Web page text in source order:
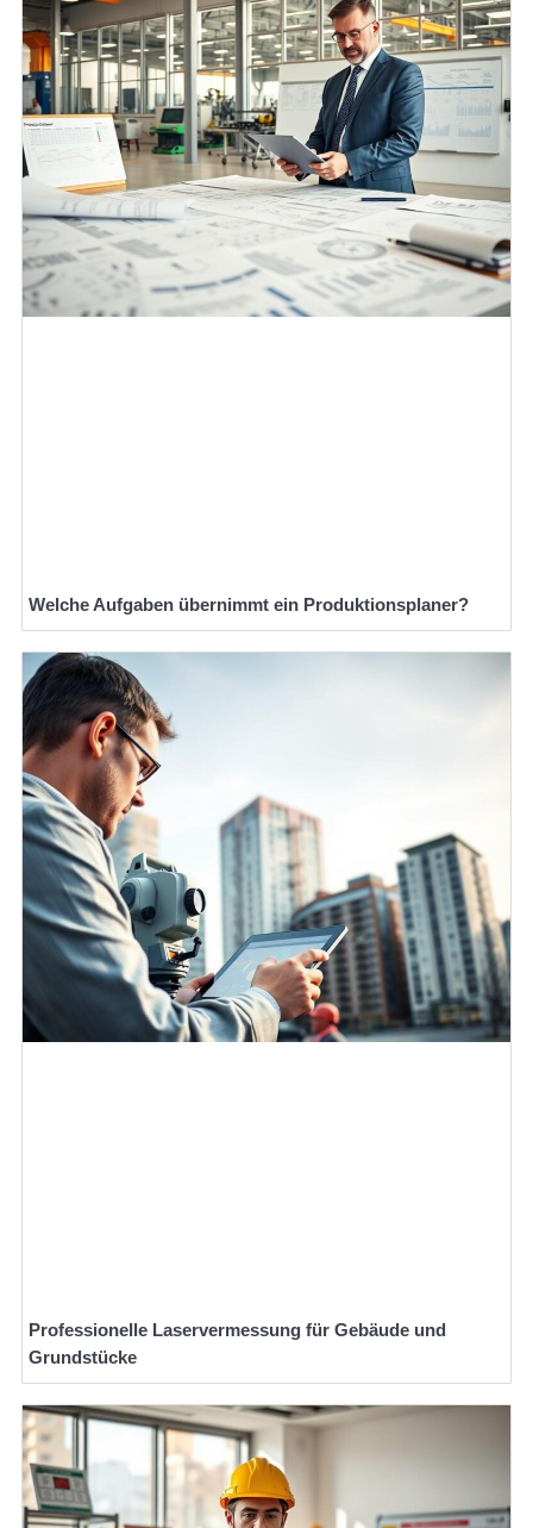
Welche Aufgaben übernimmt ein Produktionsplaner?
Professionelle Laservermessung für Gebäude und
Grundstücke